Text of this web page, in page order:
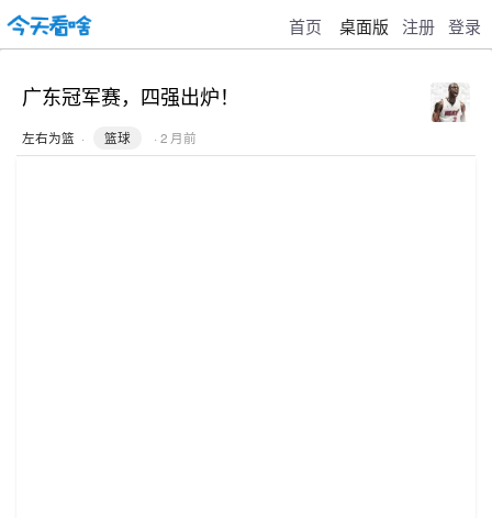
首页 桌面版 注册 登录
广东冠军赛，四强出炉！
左右为篮 · 篮球 · 2 月前